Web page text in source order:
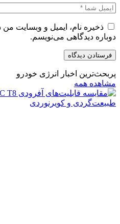
ذخیره نام، ایمیل و وبسایت
دوباره دیدگاهی می‌نویسم.
پربحث‌ترین اخبار انرژی خودرو
مشاهده همه